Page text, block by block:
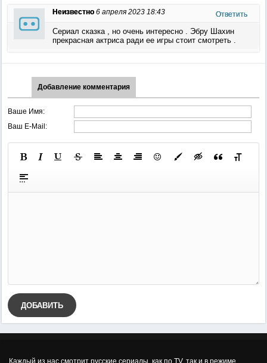
Неизвестно 6 апреля 2023 18:43 Ответить
Сериал сказка , но очень интересно . Эбру Шахин
прекрасная актриса ради ее игры стоит смотреть .
Добавление комментария
Ваше Имя:
Ваш E-Mail:
ДОБАВИТЬ
Каждый из нас смотрит русские сериалы, как по TV, так и в режиме